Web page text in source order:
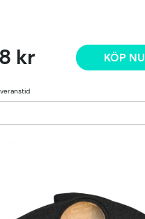
kr KÖP NU